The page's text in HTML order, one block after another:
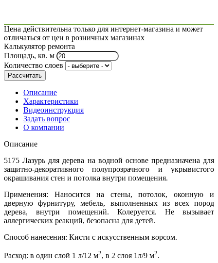
Цена действительна только для интернет-магазина и может
отличаться от цен в розничных магазинах
Калькулятор ремонта
Площадь, кв. м
Количество слоев
Рассчитать
Описание
Характеристики
Видеоинструкция
Задать вопрос
О компании
Описание
5175 Лазурь для дерева на водной основе предназначена для
защитно-декоративного полупрозрачного и укрывистого
окрашивания стен и потолка внутри помещения.
Применения: Наносится на стены, потолок, оконную и
дверную фурнитуру, мебель, выполненных из всех пород
дерева, внутри помещений. Колеруется. Не вызывает
аллергических реакций, безопасна для детей.
Способ нанесения: Кисти с искусственным ворсом.
Расход: в один слой 1 л/12 м2, в 2 слоя 1л/9 м2.